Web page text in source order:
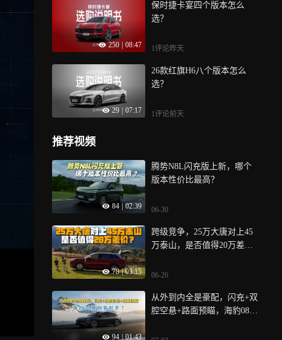
250 08:47
保时捷卡宴四个版本怎么
选？
1评论昨天
29 07:17
26款红旗H6八个版本怎么
选？
1评论前天
推荐视频
84 02:39
腾势N8L闪充版上新，哪个
版本性价比最高？
06-30
78 | 03:15
跨级竞争，25万大唐对上45
万泰山，是否值得20万差
06-26
94 | 01:43
从外到内全是豪配，闪充+双
腔空悬+路面预瞄，海豹08真